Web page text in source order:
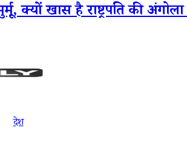
क्यों खास है राष्ट्रपति की अंगोला
देश